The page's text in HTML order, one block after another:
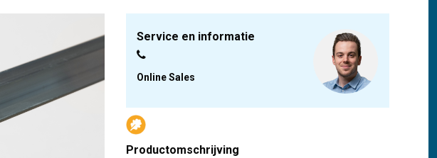
Service en informatie
Online Sales
Productomschrijving